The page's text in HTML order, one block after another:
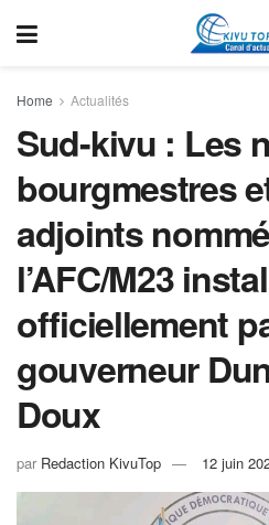
Home Actualités
Sud-kivu : Les
bourgmestres
adjoints
l’AFC/M23
officiellement
gouverneur
Doux
par Redaction KivuTop 12 juin